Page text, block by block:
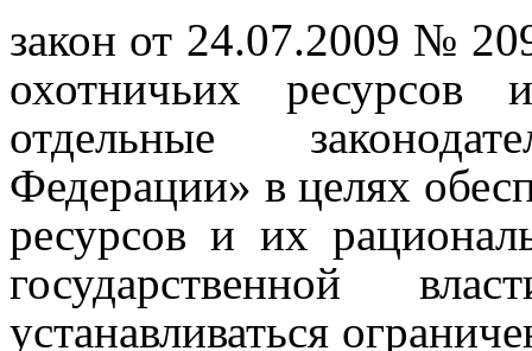
закон от 24.07.2009 №
охотничьих
отдельные
Федерации» в целях
ресурсов и их
государственной
устанавливаться